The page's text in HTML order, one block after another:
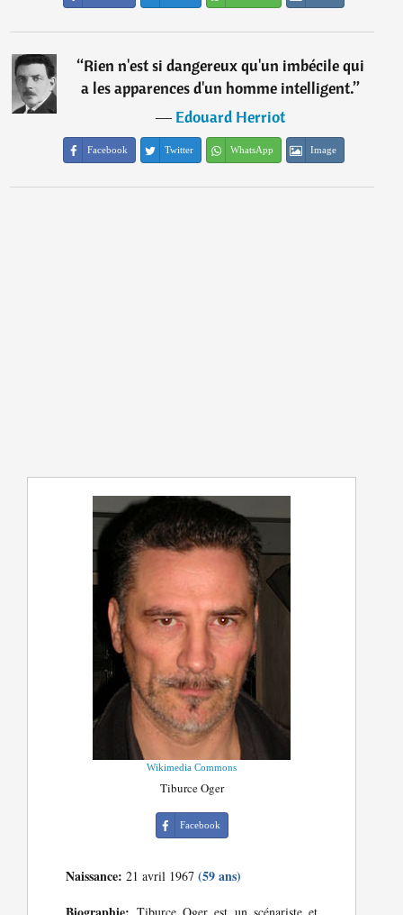
“Rien n'est si dangereux qu'un imbécile qui
a les apparences d'un homme intelligent.”
―Edouard Herriot
Facebook Twitter WhatsApp Image
Wikimedia Commons
Tiburce Oger
Facebook
Naissance: 21 avril 1967(59 ans)